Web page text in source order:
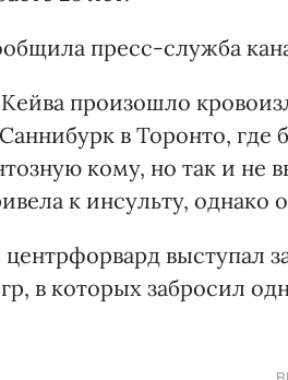
пресс-служба
произошло
в Торонто,
кому, но так и не
к инсульту, однако
выступал
в которых забросил